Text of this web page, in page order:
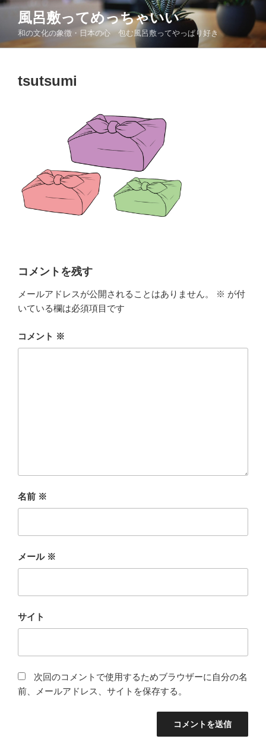
コ
ン
風呂敷ってめっちゃいい
和の文化の象徴・日本の心 包む風呂敷ってやっぱり好き
tsutsumi
コメントを残す
メールアドレスが公開されることはありません。 ※ が付
いている欄は必須項目です
コメント ※
名前 ※
メール ※
サイト
次回のコメントで使用するためブラウザーに自分の名
前、メールアドレス、サイトを保存する。